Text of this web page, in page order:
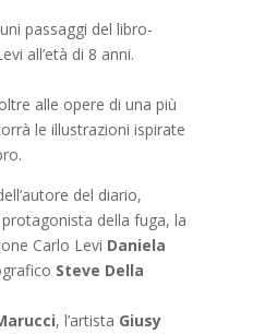
passaggi del libro-
all’età di 8 anni.
alle opere di una più
le illustrazioni ispirate
del diario,
protagonista della fuga, la
Carlo Levi Daniela
Steve Della
, l’artista Giusy